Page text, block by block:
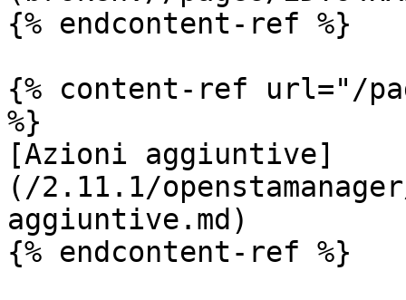
{% endcontent-ref %}
{% content-ref url="/
%}
[Azioni aggiuntive]
(/2.11.1/
aggiuntive.md)
{% endcontent-ref %}